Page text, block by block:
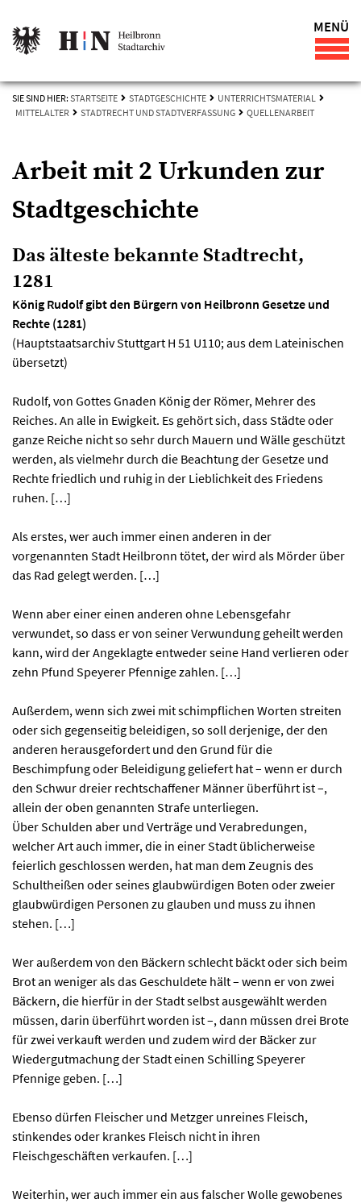
MENÜ
SIE SIND HIER: STARTSEITE STADTGESCHICHTE
UNTERRICHTSMATERIAL
MITTELALTER
STADTRECHT UND STADTVERFASSUNG QUELLENARBEIT
Arbeit mit 2 Urkunden zur
Stadtgeschichte
Das älteste bekannte Stadtrecht,
1281
König Rudolf gibt den Bürgern von Heilbronn Gesetze und
Rechte (1281)
(Hauptstaatsarchiv Stuttgart H 51 U110; aus dem Lateinischen
übersetzt)
Rudolf, von Gottes Gnaden König der Römer, Mehrer des
Reiches. An alle in Ewigkeit. Es gehört sich, dass Städte oder
ganze Reiche nicht so sehr durch Mauern und Wälle geschützt
werden, als vielmehr durch die Beachtung der Gesetze und
Rechte friedlich und ruhig in der Lieblichkeit des Friedens
ruhen. […]
Als erstes, wer auch immer einen anderen in der
vorgenannten Stadt Heilbronn tötet, der wird als Mörder über
das Rad gelegt werden. […]
Wenn aber einer einen anderen ohne Lebensgefahr
verwundet, so dass er von seiner Verwundung geheilt werden
kann, wird der Angeklagte entweder seine Hand verlieren oder
zehn Pfund Speyerer Pfennige zahlen. […]
Außerdem, wenn sich zwei mit schimpflichen Worten streiten
oder sich gegenseitig beleidigen, so soll derjenige, der den
anderen herausgefordert und den Grund für die
Beschimpfung oder Beleidigung geliefert hat – wenn er durch
den Schwur dreier rechtschaffener Männer überführt ist –,
allein der oben genannten Strafe unterliegen.
Über Schulden aber und Verträge und Verabredungen,
welcher Art auch immer, die in einer Stadt üblicherweise
feierlich geschlossen werden, hat man dem Zeugnis des
Schultheißen oder seines glaubwürdigen Boten oder zweier
glaubwürdigen Personen zu glauben und muss zu ihnen
stehen. […]
Wer außerdem von den Bäckern schlecht bäckt oder sich beim
Brot an weniger als das Geschuldete hält – wenn er von zwei
Bäckern, die hierfür in der Stadt selbst ausgewählt werden
müssen, darin überführt worden ist –, dann müssen drei Brote
für zwei verkauft werden und zudem wird der Bäcker zur
Wiedergutmachung der Stadt einen Schilling Speyerer
Pfennige geben. […]
Ebenso dürfen Fleischer und Metzger unreines Fleisch,
stinkendes oder krankes Fleisch nicht in ihren
Fleischgeschäften verkaufen. […]
Weiterhin, wer auch immer ein aus falscher Wolle gewobenes